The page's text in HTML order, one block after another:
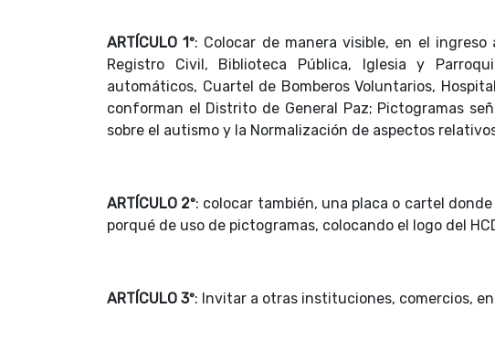
ARTÍCULO 1º: Colocar de manera visible, en el ingreso
Registro Civil, Biblioteca Pública, Iglesia y
automáticos, Cuartel de Bomberos Voluntarios,
conforman el Distrito de General Paz; Pictogramas
sobre el autismo y la Normalización de aspectos relativos
ARTÍCULO 2º: colocar también, una placa o cartel donde
porqué de uso de pictogramas, colocando el logo del
ARTÍCULO 3º: Invitar a otras instituciones, comercios,